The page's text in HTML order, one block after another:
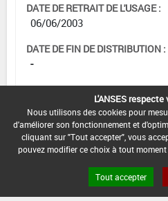
DATE DE RETRAIT DE L'USAGE :
06/06/2003
DATE DE FIN DE DISTRIBUTION :
-
DATE DE FIN D'UTILISATION :
L'ANSES
Nous utilisons des cookies pour
d'améliorer son fonctionnement et
cliquant sur "Tout accepter", vous
pouvez modifier ce choix à tout
Tout accepter